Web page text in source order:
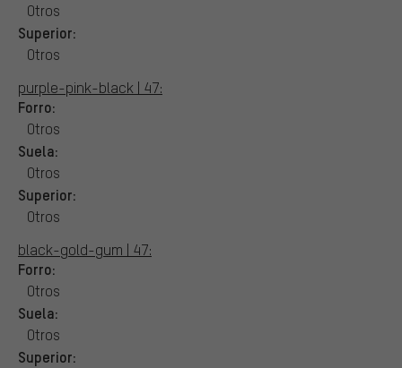
Otros
Superior:
Otros
purple-pink-black | 47:
Forro:
Otros
Suela:
Otros
Superior:
Otros
black-gold-gum | 47:
Forro:
Otros
Suela:
Otros
Superior: